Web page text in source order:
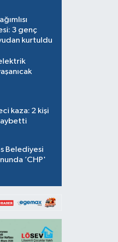
3 genç
kurtuldu
kaza: 2 kişi
Belediyesi
‘CHP'